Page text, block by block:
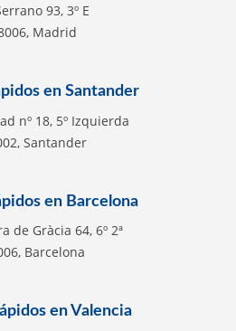
93, 3º E
Madrid
en Santander
nº 18, 5º Izquierda
Santander
en Barcelona
de Gràcia 64, 6º 2ª
Barcelona
en Valencia